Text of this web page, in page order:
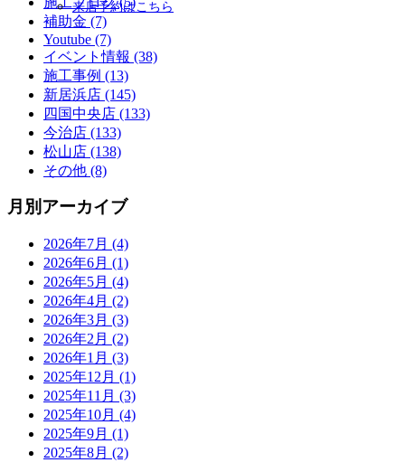
来店予約はこちら
補助金 (7)
Youtube (7)
イベント情報 (38)
施工事例 (13)
新居浜店 (145)
四国中央店 (133)
今治店 (133)
松山店 (138)
その他 (8)
月別アーカイブ
2026年7月 (4)
2026年6月 (1)
2026年5月 (4)
2026年4月 (2)
2026年3月 (3)
2026年2月 (2)
2026年1月 (3)
2025年12月 (1)
2025年11月 (3)
2025年10月 (4)
2025年9月 (1)
2025年8月 (2)